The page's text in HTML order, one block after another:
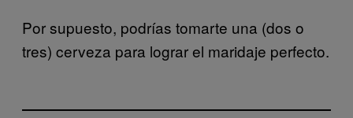
Por supuesto, podrías tomarte una (dos o
tres) cerveza para lograr el maridaje perfecto.